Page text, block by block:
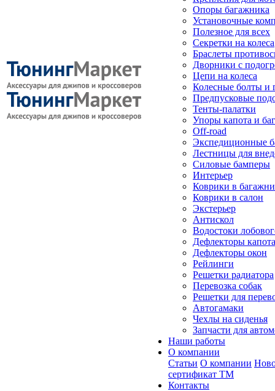
Опоры багажника
Установочные
Полезное для всех
Секретки на колеса
Браслеты
Дворники с
Цепи на колеса
Колесные болты и
Предпусковые
Тенты-палатки
Упоры капота и
Off-road
Экспедиционные
Лестницы для
Силовые бамперы
Интерьер
Коврики в
Коврики в салон
Экстерьер
Антискол
Водостоки
Дефлекторы капота
Дефлекторы окон
Рейлинги
Решетки радиатора
Перевозка собак
Решетки для
Автогамаки
Чехлы на сиденья
Запчасти для
Наши работы
О компании
Статьи О компании
сертификат ТМ
Контакты